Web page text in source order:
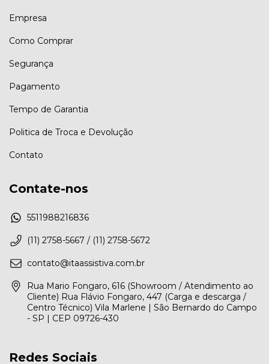
Empresa
Como Comprar
Segurança
Pagamento
Tempo de Garantia
Politica de Troca e Devolução
Contato
Contate-nos
5511988216836
(11) 2758-5667 / (11) 2758-5672
contato@itaassistiva.com.br
Rua Mario Fongaro, 616 (Showroom / Atendimento ao
Cliente) Rua Flávio Fongaro, 447 (Carga e descarga /
Centro Técnico) Vila Marlene | São Bernardo do Campo
- SP | CEP 09726-430
Redes Sociais